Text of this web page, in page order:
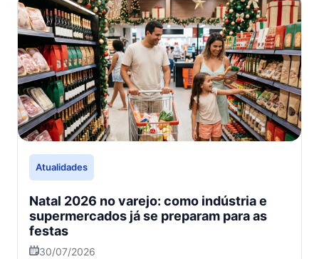
Atualidades
Natal 2026 no varejo: como indústria e
supermercados já se preparam para as
festas
30/07/2026